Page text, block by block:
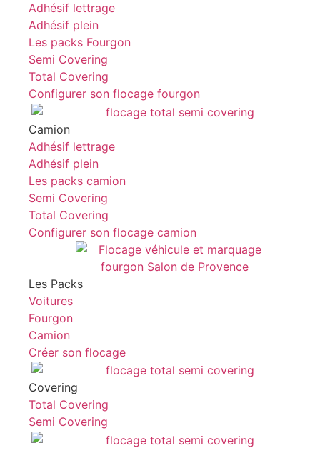
Adhésif lettrage
Adhésif plein
Les packs Fourgon
Semi Covering
Total Covering
Configurer son flocage fourgon
Camion
Adhésif lettrage
Adhésif plein
Les packs camion
Semi Covering
Total Covering
Configurer son flocage camion
Les Packs
Voitures
Fourgon
Camion
Créer son flocage
Covering
Total Covering
Semi Covering